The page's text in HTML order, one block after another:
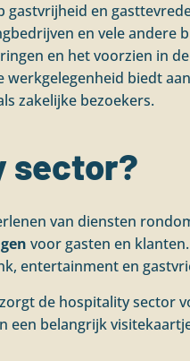
en
en vele andere
en het voorzien in
biedt
zakelijke bezoekers.
sector?
van diensten
voor gasten en
entertainment en
de hospitality sector
een belangrijk